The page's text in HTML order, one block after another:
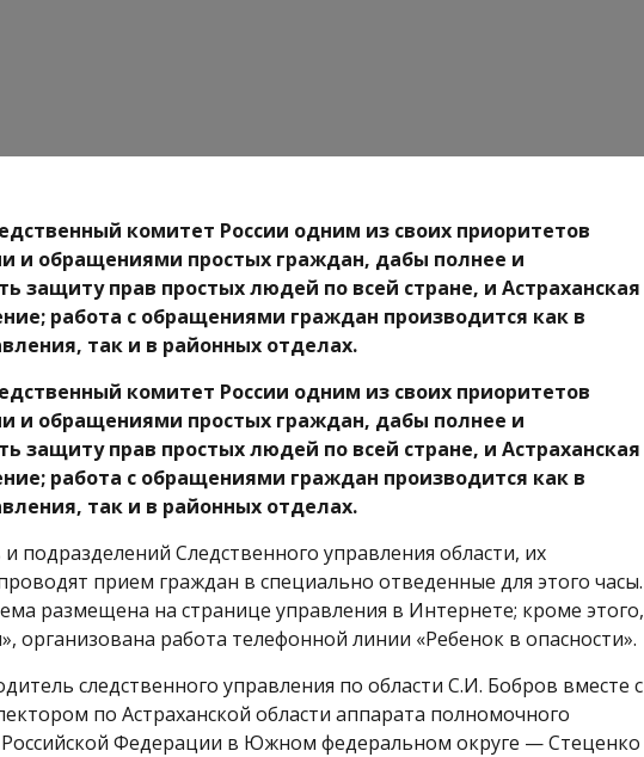
комитет России одним из своих приоритетов
и обращениями простых граждан, дабы полнее и
защиту прав простых людей по всей стране, и Астраханская
работа с обращениями граждан производится как в
так и в районных отделах.
комитет России одним из своих приоритетов
и обращениями простых граждан, дабы полнее и
защиту прав простых людей по всей стране, и Астраханская
работа с обращениями граждан производится как в
так и в районных отделах.
подразделений Следственного управления области, их
прием граждан в специально отведенные для этого часы.
размещена на странице управления в Интернете; кроме этого,
организована работа телефонной линии «Ребенок в опасности».
следственного управления по области С.И. Бобров вместе с
по Астраханской области аппарата полномочного
Российской Федерации в Южном федеральном округе — Стеценко